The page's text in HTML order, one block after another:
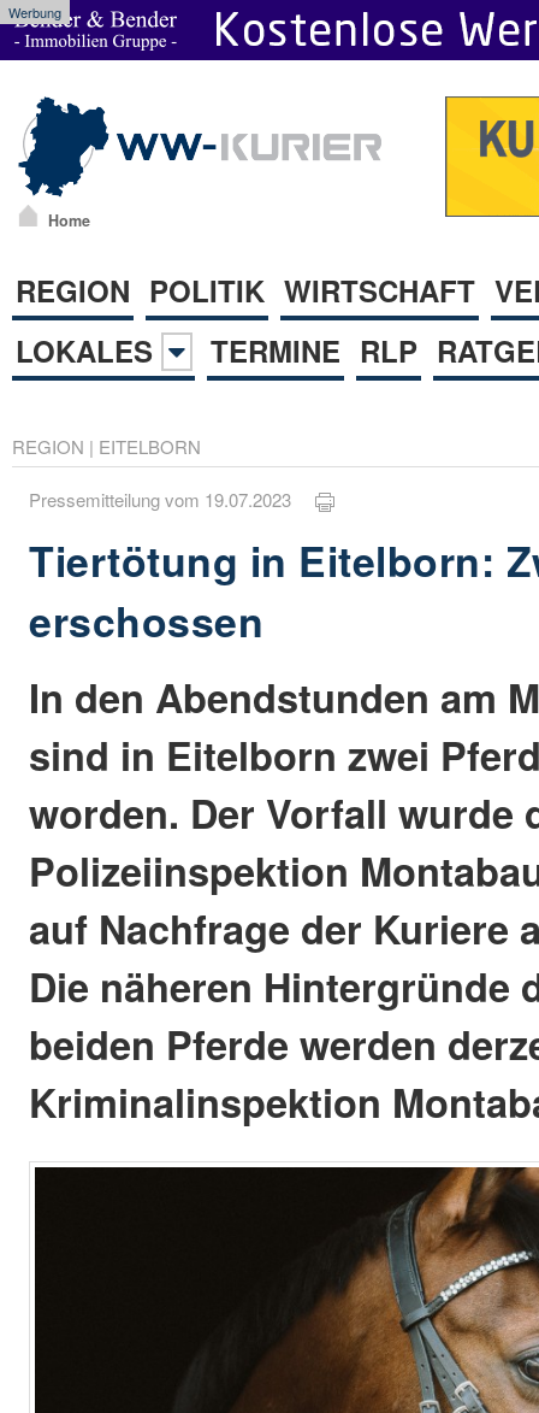
Werbung
Home
REGION POLITIK WIRTSCHAFT
LOKALES
TERMINE RLP
REGION | EITELBORN
Pressemitteilung vom 19.07.2023
Tiertötung in Eitelborn:
erschossen
In den Abendstunden am
sind in Eitelborn zwei
worden. Der Vorfall wurde
Polizeiinspektion
auf Nachfrage der Kuriere
Die näheren Hintergründe
beiden Pferde werden
Kriminalinspektion